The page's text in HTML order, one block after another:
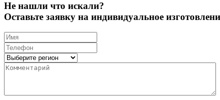
Не нашли что искали?
Оставьте заявку на индивидуальное